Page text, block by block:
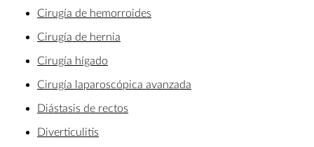
Cirugía de hemorroides
Cirugía de hernia
Cirugía hígado
Cirugía laparoscópica avanzada
Diástasis de rectos
Diverticulitis